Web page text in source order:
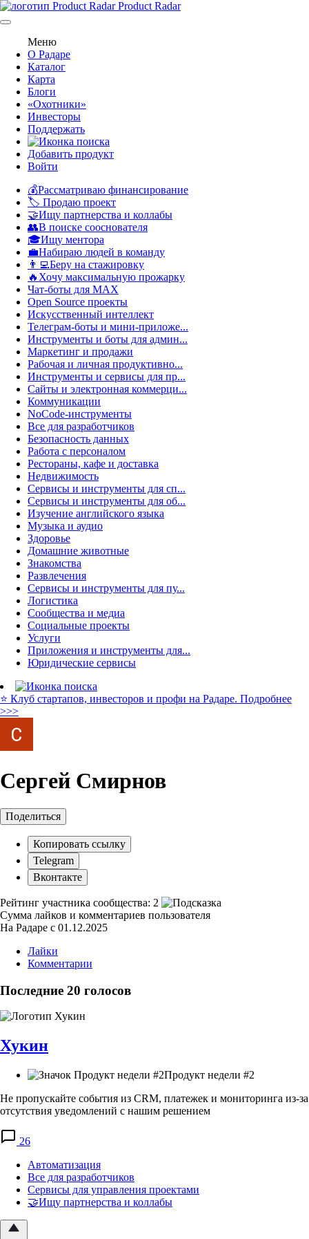
Product Radar
Меню
О Радаре
Каталог
Карта
Блоги
«Охотники»
Инвесторы
Поддержать
Добавить продукт
Войти
💰Рассматриваю финансирование
🏷️ Продаю проект
🤝Ищу партнерства и коллабы
👥В поиске сооснователя
🎓Ищу ментора
💼Набираю людей в команду
👨‍💻Беру на стажировку
🔥Хочу максимальную прожарку
Чат-боты для MAX
Open Source проекты
Искусственный интеллект
Телеграм-боты и мини-приложе...
Инструменты и боты для админ...
Маркетинг и продажи
Рабочая и личная продуктивно...
Инструменты и сервисы для пр...
Сайты и электронная коммерци...
Коммуникации
NoCode-инструменты
Все для разработчиков
Безопасность данных
Работа с персоналом
Рестораны, кафе и доставка
Недвижимость
Сервисы и инструменты для сп...
Сервисы и инструменты для об...
Изучение английского языка
Музыка и аудио
Здоровье
Домашние животные
Знакомства
Развлечения
Сервисы и инструменты для пу...
Логистика
Сообщества и медиа
Социальные проекты
Услуги
Приложения и инструменты для...
Юридические сервисы
⭐️ Клуб стартапов, инвесторов и профи на Радаре. Подробнее
>>>
Сергей Смирнов
Поделиться
Копировать ссылку
Telegram
Вконтакте
Рейтинг участника сообщества: 2
Сумма лайков и комментариев пользователя
На Радаре с 01.12.2025
Лайки
Комментарии
Последние 20 голосов
Хукин
Продукт недели #2
Не пропускайте события из CRM, платежек и мониторинга из-за
отсутствия уведомлений с нашим решением
26
Автоматизация
Все для разработчиков
Сервисы для управления проектами
🤝Ищу партнерства и коллабы